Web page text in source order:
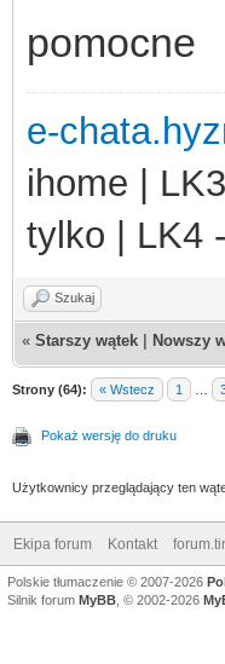
pomocne
e-
ihome |
tylko | LK4
Szukaj
« Starszy wątek Nowszy
Strony (64): « Wstecz 1
Pokaż wersję do druku
Użytkownicy przeglądający ten
Ekipa forum Kontakt
Polskie tłumaczenie © 2007-2026
Silnik forum MyBB , © 2002-2026